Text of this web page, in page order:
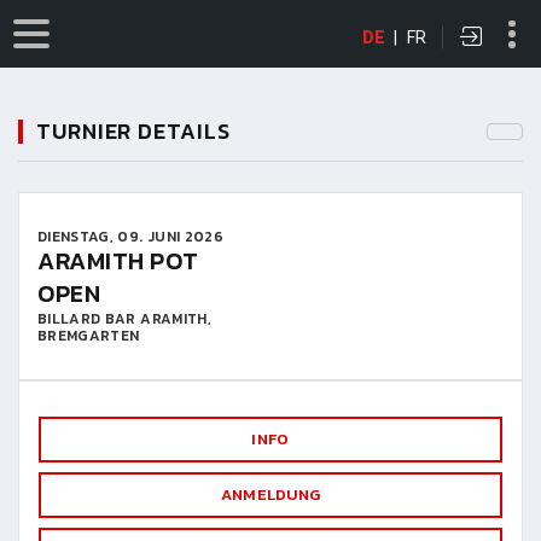
DE | FR
TURNIER DETAILS
DIENSTAG, 09. JUNI 2026
ARAMITH POT
OPEN
BILLARD BAR ARAMITH,
BREMGARTEN
INFO
ANMELDUNG